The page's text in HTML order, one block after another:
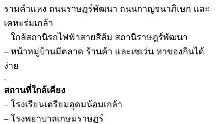
รามคำแหง ถนนราษฎร์พัฒนา ถนนกาญจนาภิเษก และ
เคหะร่มเกล้า
– ใกล้สถานีรถไฟฟ้าสายสีส้ม สถานีราษฎร์พัฒนา
– หน้าหมู่บ้านมีตลาด ร้านค้า และเซเว่น หาของกินได้
ง่าย
.
สถานที่ใกล้เคียง
– โรงเรียนเตรียมอุดมน้อมเกล้า
– โรงพยาบาลเกษมราษฏร์